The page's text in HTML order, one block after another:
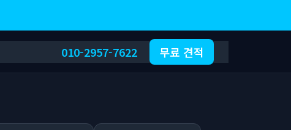
010-2957-7622 무료 견적